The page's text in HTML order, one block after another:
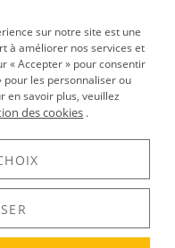
:Tropicalsur notre site est une
à améliorer nos services et
« Accepter » pour consentir
pour les personnaliser ou
en savoir plus, veuillez
des cookies .